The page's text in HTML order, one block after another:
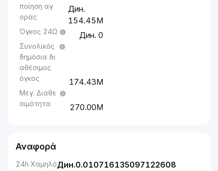
ποίηση αγ
οράς
154.45M
Όγκος 24Ω 0
Συνολικός
δημόσια δι
αθέσιμος
όγκος
174.43M
Μέγ. Διαθε
σιμότητα
270.00M
Αναφορά
24h ΧαμηλόДин.0.010716135097122608